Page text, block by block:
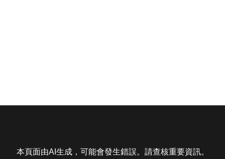
本頁面由AI生成，可能會發生錯誤。請查核重要資訊。